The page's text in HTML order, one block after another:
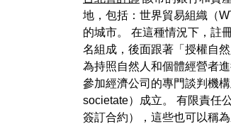
地，包括：世界貿易組織（
的城市。 在這種情況下，註
名組成，後面跟著「授權自
為持照自然人和個體經營者
參加經濟公司的專門談判機
societate）成立。 有限責任
簽訂合約），這些也可以稱